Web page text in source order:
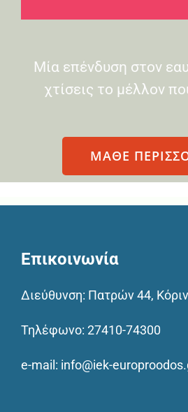
Μία επένδυση στον
χτίσεις το μέλλον
ΜΑΘΕ
Επικοινωνία
Διεύθυνση: Πατρών 44,
Τηλέφωνο: 27410-74300
e-mail: info@iek-